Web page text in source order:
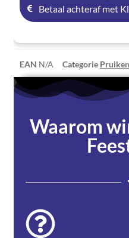
Betaal achteraf met
EAN N/A Categorie Pruiken
Waarom